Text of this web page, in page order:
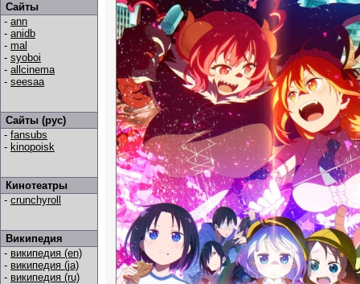
Сайты
- ann
- anidb
- mal
- syoboi
- allcinema
- seesaa
Сайты (рус)
- fansubs
- kinopoisk
Кинотеатры
- crunchyroll
Википедия
- википедия (en)
- википедия (ja)
- википедия (ru)